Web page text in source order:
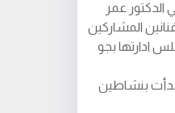
الدكتور عمر
المشاركين
ادارتها بجو
بدأت بنشاطين